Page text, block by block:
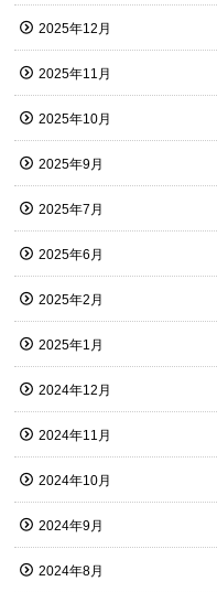
2025年12月
2025年11月
2025年10月
2025年9月
2025年7月
2025年6月
2025年2月
2025年1月
2024年12月
2024年11月
2024年10月
2024年9月
2024年8月